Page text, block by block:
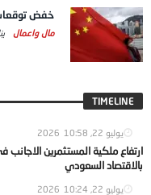
خفض
مال واعمال
TIMELINE
يوليو 22, 2026 10:58
ارتفاع ملكية المستثمرين
بالاقتصاد السعودي
يوليو 22, 2026 10:24